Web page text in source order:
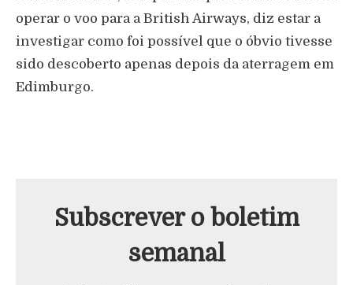
operar o voo para a British Airways, diz estar a
investigar como foi possível que o óbvio tivesse
sido descoberto apenas depois da aterragem em
Edimburgo.
Subscrever o boletim
semanal